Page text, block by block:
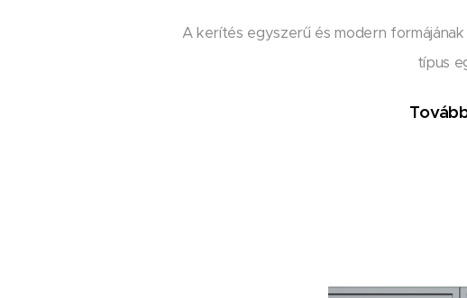
A kerítés egyszerű és modern
típus